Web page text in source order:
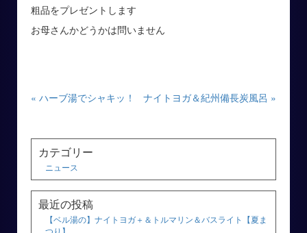
粗品をプレゼントします
お母さんかどうかは問いません
« ハーブ湯でシャキッ！ ナイトヨガ＆紀州備長炭風呂 »
カテゴリー
ニュース
最近の投稿
【ベル湯の】ナイトヨガ＋＆トルマリン＆バスライト【夏ま
つり】